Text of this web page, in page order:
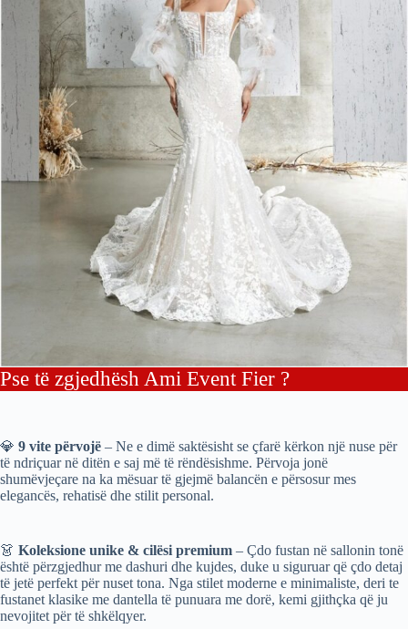
Pse të zgjedhësh Ami Event Fier ?
💎 9 vite përvojë – Ne e dimë saktësisht se çfarë kërkon një nuse për
të ndriçuar në ditën e saj më të rëndësishme. Përvoja jonë
shumëvjeçare na ka mësuar të gjejmë balancën e përsosur mes
elegancës, rehatisë dhe stilit personal.
👗 Koleksione unike & cilësi premium – Çdo fustan në sallonin tonë
është përzgjedhur me dashuri dhe kujdes, duke u siguruar që çdo detaj
të jetë perfekt për nuset tona. Nga stilet moderne e minimaliste, deri te
fustanet klasike me dantella të punuara me dorë, kemi gjithçka që ju
nevojitet për të shkëlqyer.